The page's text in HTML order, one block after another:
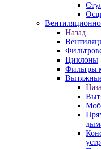
Назад
Циклоны
Фильтры